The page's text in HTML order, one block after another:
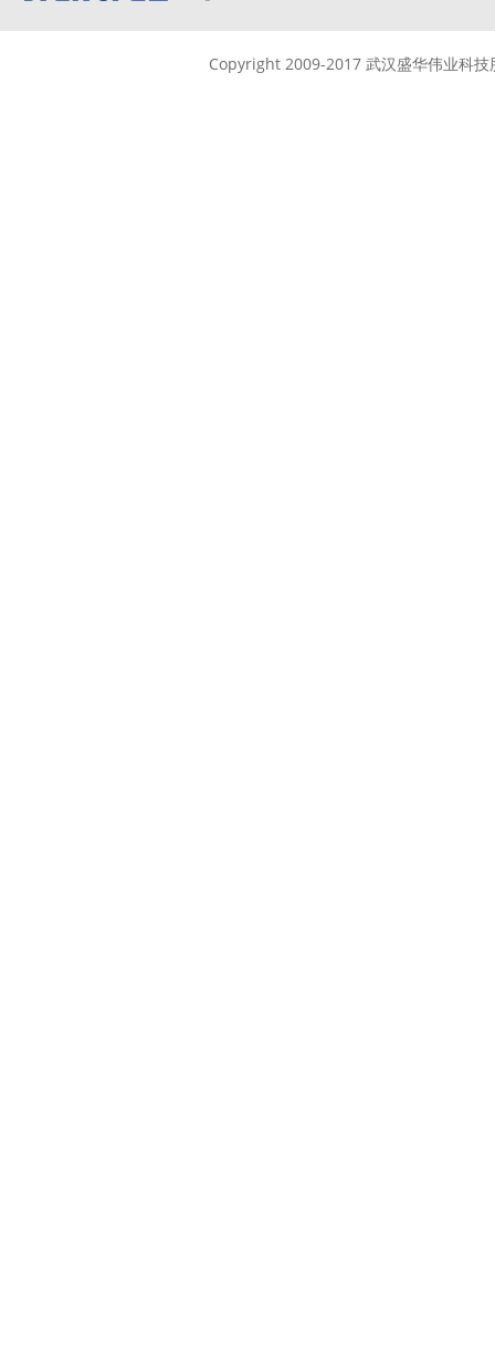
Copyright 2009-2017 武汉盛华伟业科